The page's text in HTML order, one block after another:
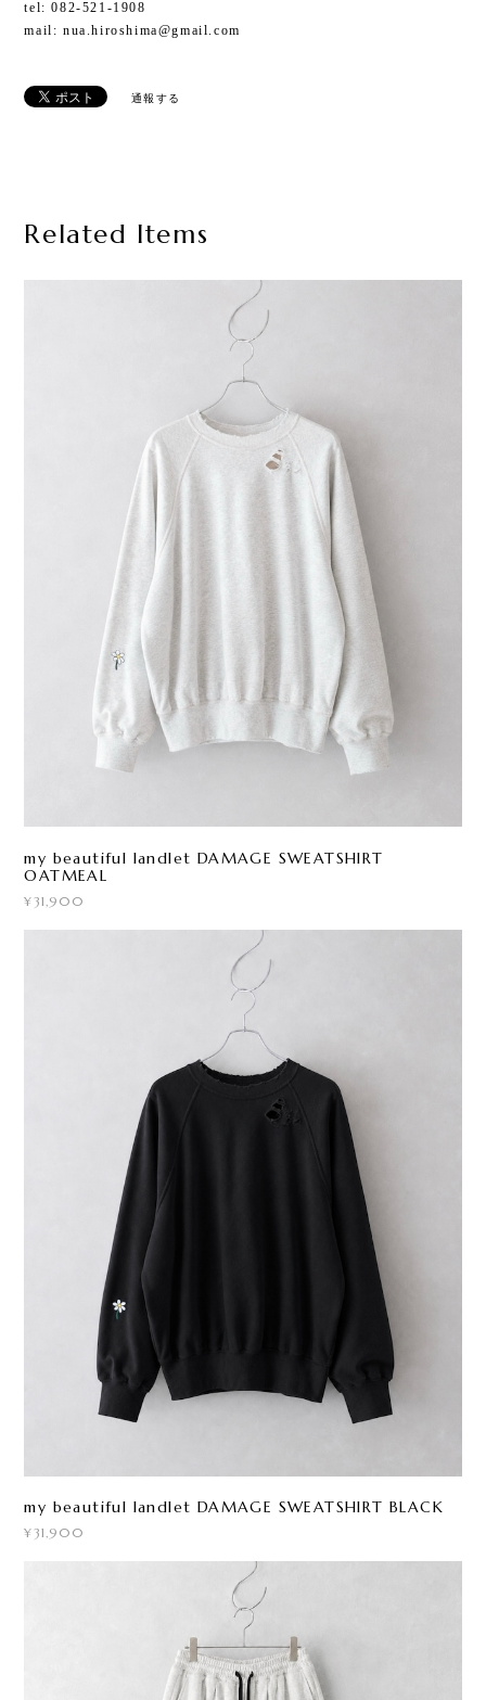
tel: 082-521-1908
mail: nua.hiroshima@gmail.com
通報する
Related Items
my beautiful landlet DAMAGE SWEATSHIRT
OATMEAL
¥31,900
my beautiful landlet DAMAGE SWEATSHIRT BLACK
¥31,900